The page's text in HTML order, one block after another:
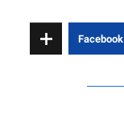
Facebook